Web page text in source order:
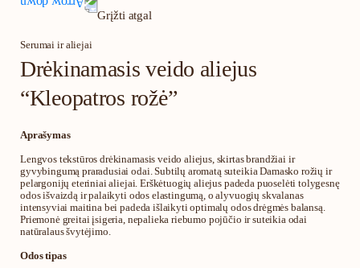
Grįžti atgal
Serumai ir aliejai
Drėkinamasis veido aliejus
“Kleopatros rožė”
Aprašymas
Lengvos tekstūros drėkinamasis veido aliejus, skirtas brandžiai ir
gyvybingumą praradusiai odai. Subtilų aromatą suteikia Damasko rožių ir
pelargonijų eteriniai aliejai. Erškėtuogių aliejus padeda puoselėti tolygesnę
odos išvaizdą ir palaikyti odos elastingumą, o alyvuogių skvalanas
intensyviai maitina bei padeda išlaikyti optimalų odos drėgmės balansą.
Priemonė greitai įsigeria, nepalieka riebumo pojūčio ir suteikia odai
natūralaus švytėjimo.
Odos tipas